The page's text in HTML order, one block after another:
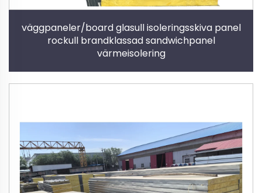
väggpaneler/board glasull isoleringsskiva panel
rockull brandklassad sandwichpanel
värmeisolering